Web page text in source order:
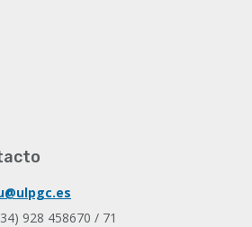
928 458670 / 71